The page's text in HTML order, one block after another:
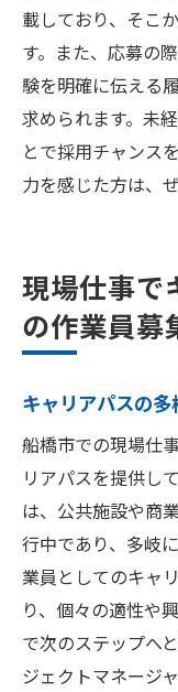
載しており、そこ
す。また、応募の
験を明確に伝える
求められます。未
とで採用チャンス
力を感じた方は、
現場仕事で
の作業員募
キャリアパスの
船橋市での現場仕
リアパスを提供し
は、公共施設や商
行中であり、多岐
業員としてのキャ
り、個々の適性や
で次のステップへ
ジェクトマネージ